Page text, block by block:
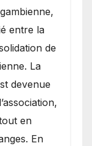
entre la
de
La
devenue
en
En